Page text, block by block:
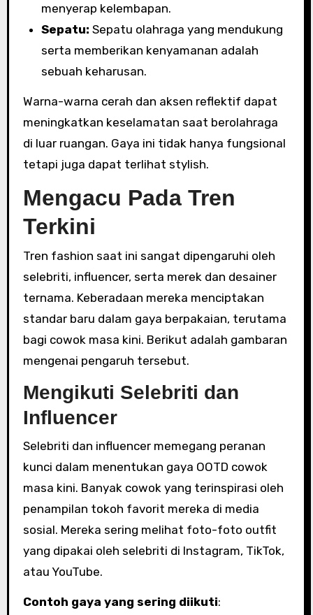
menyerap kelembapan.
Sepatu: Sepatu olahraga yang mendukung
serta memberikan kenyamanan adalah
sebuah keharusan.
Warna-warna cerah dan aksen reflektif dapat
meningkatkan keselamatan saat berolahraga
di luar ruangan. Gaya ini tidak hanya fungsional
tetapi juga dapat terlihat stylish.
Mengacu Pada Tren
Terkini
Tren fashion saat ini sangat dipengaruhi oleh
selebriti, influencer, serta merek dan desainer
ternama. Keberadaan mereka menciptakan
standar baru dalam gaya berpakaian, terutama
bagi cowok masa kini. Berikut adalah gambaran
mengenai pengaruh tersebut.
Mengikuti Selebriti dan
Influencer
Selebriti dan influencer memegang peranan
kunci dalam menentukan gaya OOTD cowok
masa kini. Banyak cowok yang terinspirasi oleh
penampilan tokoh favorit mereka di media
sosial. Mereka sering melihat foto-foto outfit
yang dipakai oleh selebriti di Instagram, TikTok,
atau YouTube.
Contoh gaya yang sering diikuti: